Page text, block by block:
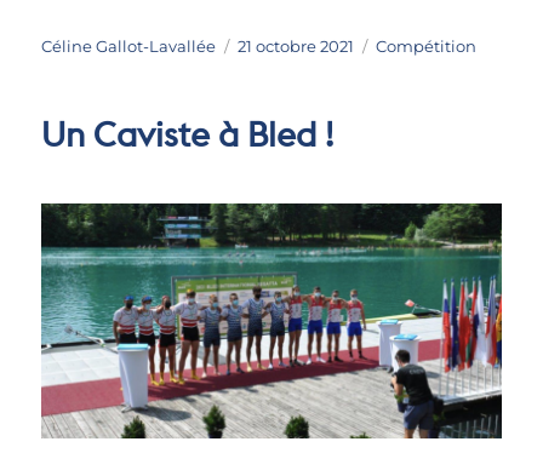
Auteur
Céline Gallot-Lavallée
Publié
21 octobre 2021 Catégories
Compétition
Un Caviste à Bled !